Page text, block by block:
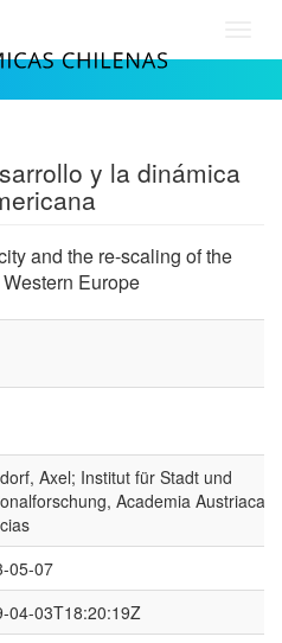
y la dinámica
and the re-scaling of the
Europe
Axel; Institut für Stadt und
Academia Austriaca
05-07
04-03T18:20:19Z